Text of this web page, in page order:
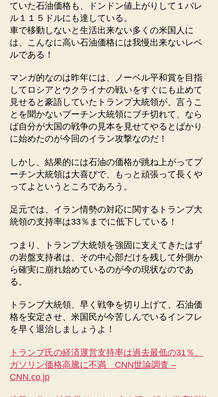
ていた石油価格も、ドンドン値上がりして１バレ
ル１１５ドルにも達している。
車で移動しないと生活出来ない多くの米国人に
は、こんなに高い石油価格には我慢出来ないレベ
ルである！
マンガ的なのは昨年には、ノーベル平和賞を目指
してロシアとウクライナの戦いをすぐにも止めて
見せると豪語していたトランプ大統領が、言うこ
とを聞かないプーチン大統領にブチ切れて、なら
ば自分が大国の戦争の見本を見せてやるとばかり
に始めたのが今回のイラン攻撃なのだ！
しかし、結果的には石油の価格が跳ね上がってプ
ーチン大統領は大喜びで、もっと頑張って長くや
ってよというところであろう。
足元では、イラン情勢の対応に関するトランプ大
統領の支持率は33％までに低下している！
つまり、トランプ大統領を強固に支えてきたはず
の岩盤支持者は、その中心部だけを残して外側か
ら確実に崩れ始めているのが今の現状なのであ
る。
トランプ大統領、早く戦争を切り上げて、石油価
格を安定させ、米国民が今苦しんでいるインフレ
を早く退治しましょうよ！
トランプ氏の経済運営支持率は過去最低の31％、
ガソリン価格高騰に不満 CNN世論調査 –
CNN.co.jp